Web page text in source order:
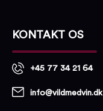
KONTAKT OS
+45 77 34 21 64
info@vildmedvin.dk